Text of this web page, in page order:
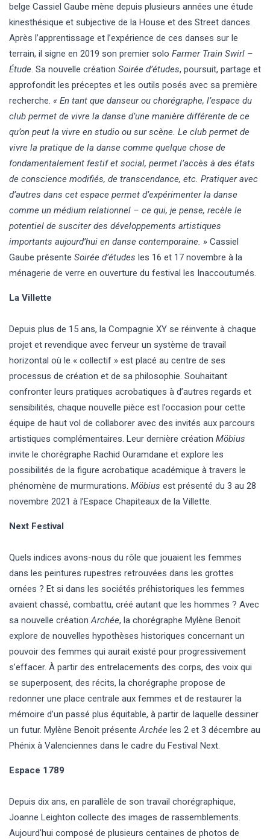
belge Cassiel Gaube mène depuis plusieurs années une étude
kinesthésique et subjective de la House et des Street dances.
Après l’apprentissage et l’expérience de ces danses sur le
terrain, il signe en 2019 son premier solo Farmer Train Swirl –
Étude. Sa nouvelle création Soirée d’études, poursuit, partage et
approfondit les préceptes et les outils posés avec sa première
recherche. « En tant que danseur ou chorégraphe, l’espace du
club permet de vivre la danse d’une manière différente de ce
qu’on peut la vivre en studio ou sur scène. Le club permet de
vivre la pratique de la danse comme quelque chose de
fondamentalement festif et social, permet l’accès à des états
de conscience modifiés, de transcendance, etc. Pratiquer avec
d’autres dans cet espace permet d’expérimenter la danse
comme un médium relationnel – ce qui, je pense, recèle le
potentiel de susciter des développements artistiques
importants aujourd’hui en danse contemporaine. » Cassiel
Gaube présente Soirée d’études les 16 et 17 novembre à la
ménagerie de verre en ouverture du festival les Inaccoutumés.
La Villette
Depuis plus de 15 ans, la Compagnie XY se réinvente à chaque
projet et revendique avec ferveur un système de travail
horizontal où le « collectif » est placé au centre de ses
processus de création et de sa philosophie. Souhaitant
confronter leurs pratiques acrobatiques à d’autres regards et
sensibilités, chaque nouvelle pièce est l’occasion pour cette
équipe de haut vol de collaborer avec des invités aux parcours
artistiques complémentaires. Leur dernière création Möbius
invite le chorégraphe Rachid Ouramdane et explore les
possibilités de la figure acrobatique académique à travers le
phénomène de murmurations. Möbius est présenté du 3 au 28
novembre 2021 à l’Espace Chapiteaux de la Villette.
Next Festival
Quels indices avons-nous du rôle que jouaient les femmes
dans les peintures rupestres retrouvées dans les grottes
ornées ? Et si dans les sociétés préhistoriques les femmes
avaient chassé, combattu, créé autant que les hommes ? Avec
sa nouvelle créationArchée, la chorégraphe Mylène Benoit
explore de nouvelles hypothèses historiques concernant un
pouvoir des femmes qui aurait existé pour progressivement
s’effacer. À partir des entrelacements des corps, des voix qui
se superposent, des récits, la chorégraphe propose de
redonner une place centrale aux femmes et de restaurer la
mémoire d’un passé plus équitable, à partir de laquelle dessiner
un futur. Mylène Benoit présenteArchée les 2 et 3 décembre au
Phénix à Valenciennes dans le cadre du Festival Next.
Espace 1789
Depuis dix ans, en parallèle de son travail chorégraphique,
Joanne Leighton collecte des images de rassemblements.
Aujourd’hui composé de plusieurs centaines de photos de